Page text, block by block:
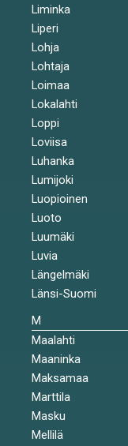
Liminka
Liperi
Lohja
Lohtaja
Loimaa
Lokalahti
Loppi
Loviisa
Luhanka
Lumijoki
Luopioinen
Luoto
Luumäki
Luvia
Längelmäki
Länsi-Suomi
M
Maalahti
Maaninka
Maksamaa
Marttila
Masku
Mellilä